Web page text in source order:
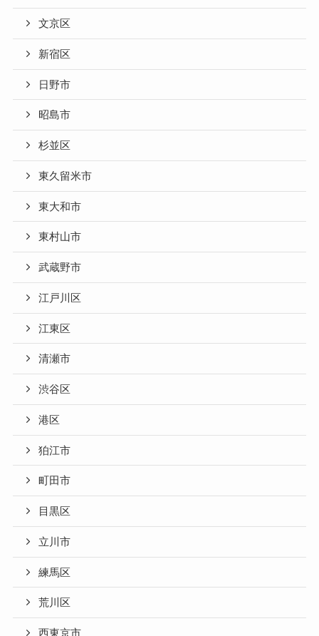
文京区
新宿区
日野市
昭島市
杉並区
東久留米市
東大和市
東村山市
武蔵野市
江戸川区
江東区
清瀬市
渋谷区
港区
狛江市
町田市
目黒区
立川市
練馬区
荒川区
西東京市